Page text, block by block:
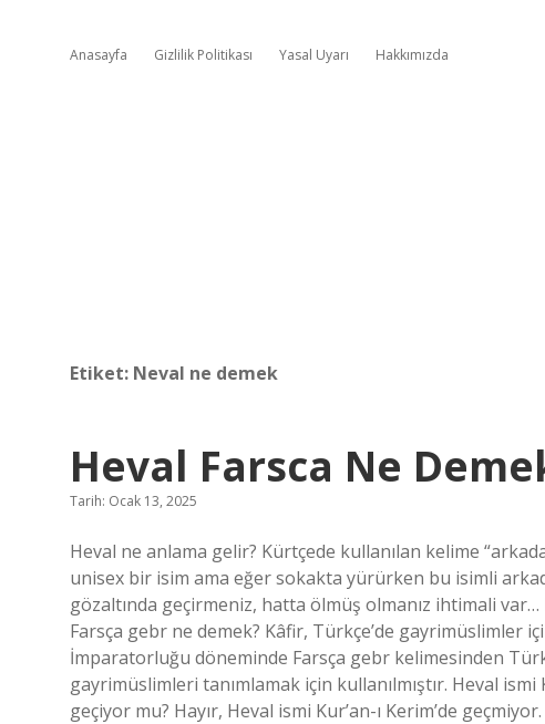
Anasayfa Gizlilik Politikası Yasal Uyarı Hakkımızda
Etiket: Neval ne demek
Heval Farsca Ne
Tarih: Ocak 13, 2025
Heval ne anlama gelir? Kürtçede kullanılan kelime
unisex bir isim ama eğer sokakta yürürken bu isimli
gözaltında geçirmeniz, hatta ölmüş olmanız ihtimali
Farsça gebr ne demek? Kâfir, Türkçe’de gayrimüslimler
İmparatorluğu döneminde Farsça gebr kelimesinden
gayrimüslimleri tanımlamak için kullanılmıştır. Heval ismi
geçiyor mu? Hayır, Heval ismi Kur’an-ı Kerim’de